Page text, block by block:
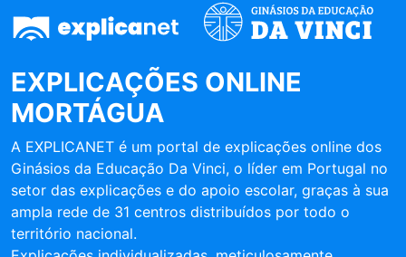
EXPLICAÇÕES ONLINE
MORTÁGUA
A EXPLICANET é um portal de explicações online dos
Ginásios da Educação Da Vinci, o líder em Portugal no
setor das explicações e do apoio escolar, graças à sua
ampla rede de 31 centros distribuídos por todo o
território nacional.